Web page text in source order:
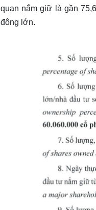
quan nắm giữ là gần
đông lớn.